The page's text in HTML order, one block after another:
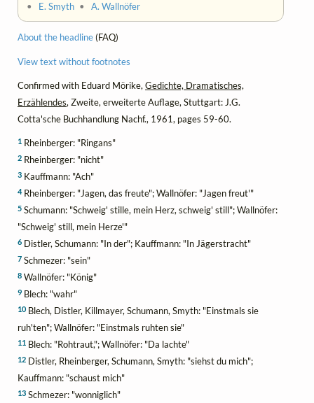
• E. Smyth •A. Wallnöfer
About the headline(FAQ)
View text without footnotes
Confirmed with Eduard Mörike, Gedichte, Dramatisches,
Erzählendes, Zweite, erweiterte Auflage, Stuttgart: J.G.
Cotta'sche Buchhandlung Nachf., 1961, pages 59-60.
1 Rheinberger: "Ringans"
2 Rheinberger: "nicht"
3 Kauffmann: "Ach"
4Rheinberger: "Jagen, das freute"; Wallnöfer: "Jagen freut'"
5 Schumann: "Schweig' stille, mein Herz, schweig' still"; Wallnöfer:
"Schweig' still, mein Herze'"
6 Distler, Schumann: "In der"; Kauffmann: "In Jägerstracht"
7 Schmezer: "sein"
8 Wallnöfer: "König"
9 Blech: "wahr"
10 Blech, Distler, Killmayer, Schumann, Smyth: "Einstmals sie
ruh'ten"; Wallnöfer: "Einstmals ruhten sie"
11 Blech: "Rohtraut,"; Wallnöfer: "Da lachte"
12 Distler, Rheinberger, Schumann, Smyth: "siehst du mich";
Kauffmann: "schaust mich"
13 Schmezer: "wonniglich"